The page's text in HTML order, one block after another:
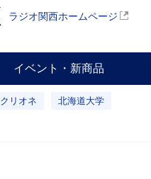
ラジオ関西ホームページ
イベント・新商品
クリオネ 北海道大学